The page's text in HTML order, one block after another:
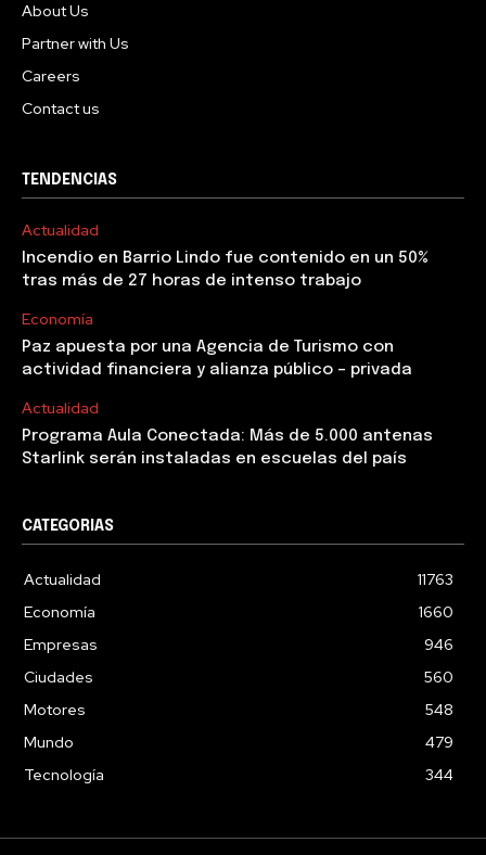
About Us
Partner with Us
Careers
Contact us
TENDENCIAS
Actualidad
Incendio en Barrio Lindo fue contenido en un 50%
tras más de 27 horas de intenso trabajo
Economía
Paz apuesta por una Agencia de Turismo con
actividad financiera y alianza público – privada
Actualidad
Programa Aula Conectada: Más de 5.000 antenas
Starlink serán instaladas en escuelas del país
CATEGORIAS
Actualidad
11763
Economía
1660
Empresas
946
Ciudades
560
Motores
548
Mundo
479
Tecnología
344